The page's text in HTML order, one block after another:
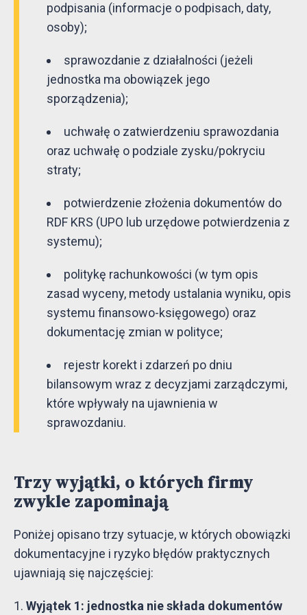
podpisania (informacje o podpisach, daty,
osoby);
sprawozdanie z działalności (jeżeli
jednostka ma obowiązek jego
sporządzenia);
uchwałę o zatwierdzeniu sprawozdania
oraz uchwałę o podziale zysku/pokryciu
straty;
potwierdzenie złożenia dokumentów do
RDF KRS (UPO lub urzędowe potwierdzenia z
systemu);
politykę rachunkowości (w tym opis
zasad wyceny, metody ustalania wyniku, opis
systemu finansowo-księgowego) oraz
dokumentację zmian w polityce;
rejestr korekt i zdarzeń po dniu
bilansowym wraz z decyzjami zarządczymi,
które wpływały na ujawnienia w
sprawozdaniu.
Trzy wyjątki, o których firmy
zwykle zapominają
Poniżej opisano trzy sytuacje, w których obowiązki
dokumentacyjne i ryzyko błędów praktycznych
ujawniają się najczęściej:
Wyjątek 1: jednostka nie składa dokumentów